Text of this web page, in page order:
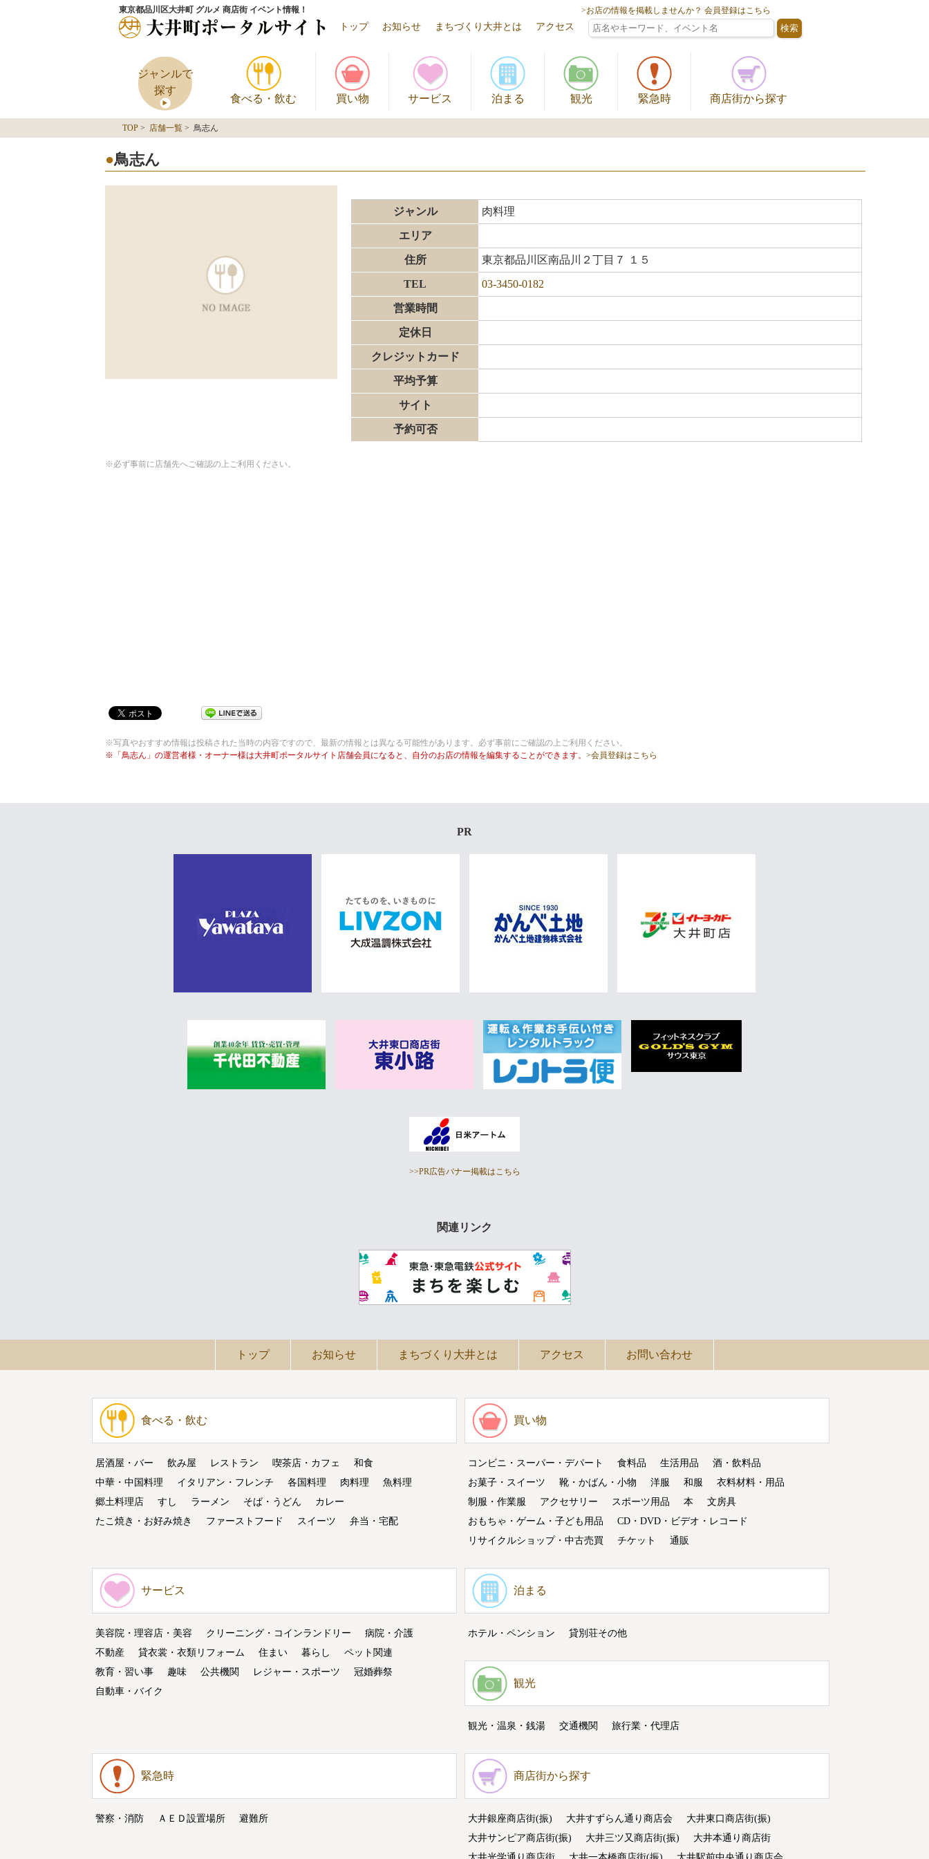
東京都品川区大井町 グルメ 商店街 イベント情報！ >お店の情報を掲載しませんか？ 会員登録はこちら
トップ お知らせ まちづくり大井とは アクセス
ジャンルで
探す
食べる・飲む 買い物 サービス 泊まる 観光 緊急時 商店街から探す
TOP > 店舗一覧 > 鳥志ん
鳥志ん
ジャンル 肉料理
エリア
住所 東京都品川区南品川２丁目７ １５
TEL 03-3450-0182
営業時間
定休日
クレジットカード
平均予算
サイト
予約可否
※必ず事前に店舗先へご確認の上ご利用ください。
※写真やおすすめ情報は投稿された当時の内容ですので、最新の情報とは異なる可能性があります。必ず事前にご確認の上ご利用ください。
※「鳥志ん」の運営者様・オーナー様は大井町ポータルサイト店舗会員になると、自分のお店の情報を編集することができます。 >会員登録はこちら
PR
>>PR広告バナー掲載はこちら
関連リンク
トップ お知らせ まちづくり大井とは アクセス お問い合わせ
食べる・飲む
居酒屋・バー 飲み屋 レストラン 喫茶店・カフェ
和食
中華・中国料理
イタリアン・フレンチ 各国料理 肉料理
魚料理
郷土料理店
すし ラーメン そば・うどん
カレー
たこ焼き・お好み焼き
ファーストフード スイーツ 弁当・宅配
買い物
コンビニ・スーパー・デパート 食料品 生活用品
酒・飲料品
お菓子・スイーツ
靴・かばん・小物 洋服 和服
衣料材料・用品
制服・作業服
アクセサリー スポーツ用品 本
文房具
おもちゃ・ゲーム・子ども用品
CD・DVD・ビデオ・レコード
リサイクルショップ・中古売買
チケット 通販
サービス
美容院・理容店・美容 クリーニング・コインランドリー
病院・介護
不動産
貸衣裳・衣類リフォーム 住まい 暮らし
ペット関連
教育・習い事
趣味 公共機関 レジャー・スポーツ
冠婚葬祭
自動車・バイク
泊まる
ホテル・ペンション 貸別荘その他
観光
観光・温泉・銭湯 交通機関 旅行業・代理店
緊急時
警察・消防 ＡＥＤ設置場所 避難所
商店街から探す
大井銀座商店街(振) 大井すずらん通り商店会
大井東口商店街(振)
大井サンピア商店街(振)
大井三ツ又商店街(振)
大井本通り商店街